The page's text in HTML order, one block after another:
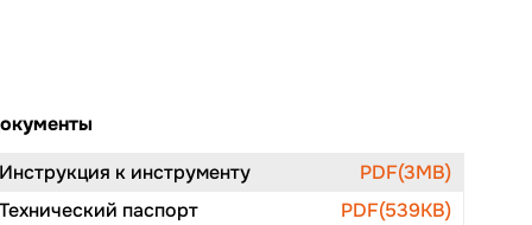
Инструкция к инструменту
PDF(3MB)
Технический паспорт
PDF(539KB)